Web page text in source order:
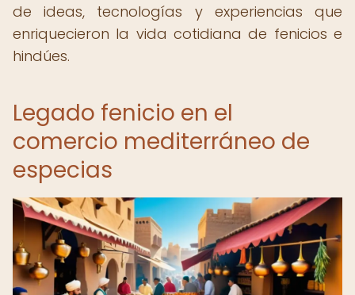
de ideas, tecnologías y experiencias que
enriquecieron la vida cotidiana de fenicios e
hindúes.
Legado fenicio en el
comercio mediterráneo de
especias